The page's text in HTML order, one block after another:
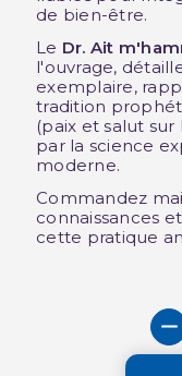
de bien-être.
Le Dr. Ait
l'ouvrage,
exemplaire,
tradition
(paix et salut
par la science
moderne.
Commandez
connaissances
cette pratique